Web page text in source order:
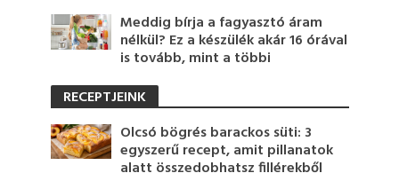
Meddig bírja a fagyasztó áram
nélkül? Ez a készülék akár 16 órával
is tovább, mint a többi
RECEPTJEINK
Olcsó bögrés barackos süti: 3
egyszerű recept, amit pillanatok
alatt összedobhatsz fillérekből